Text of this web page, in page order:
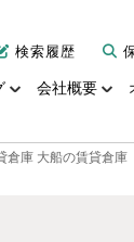
検索履歴
会社概要
倉庫 大船の賃貸倉庫